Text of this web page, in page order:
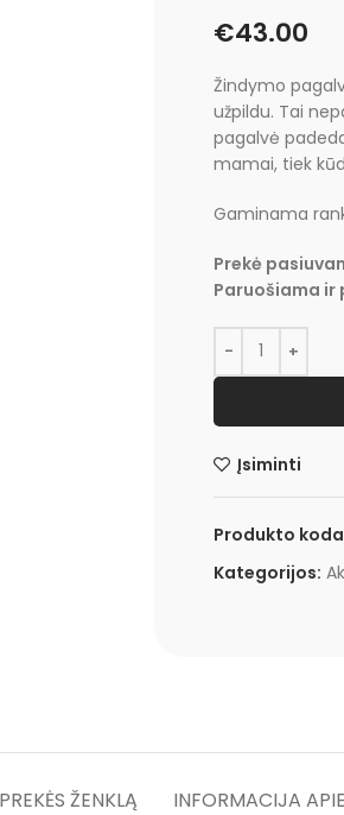
€43.00
Žindymo
užpildu. Tai
pagalvė
mamai, tiek
Gaminama
Prekė
Paruošiama
Įsiminti
Produkto
Kategorijos:
ŽENKLĄ INFORMACIJA